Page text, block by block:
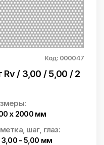
Код: 000047
/ 3,00 / 5,00 / 2
x 2000 мм
шаг, глаз:
3,00 - 5,00 мм